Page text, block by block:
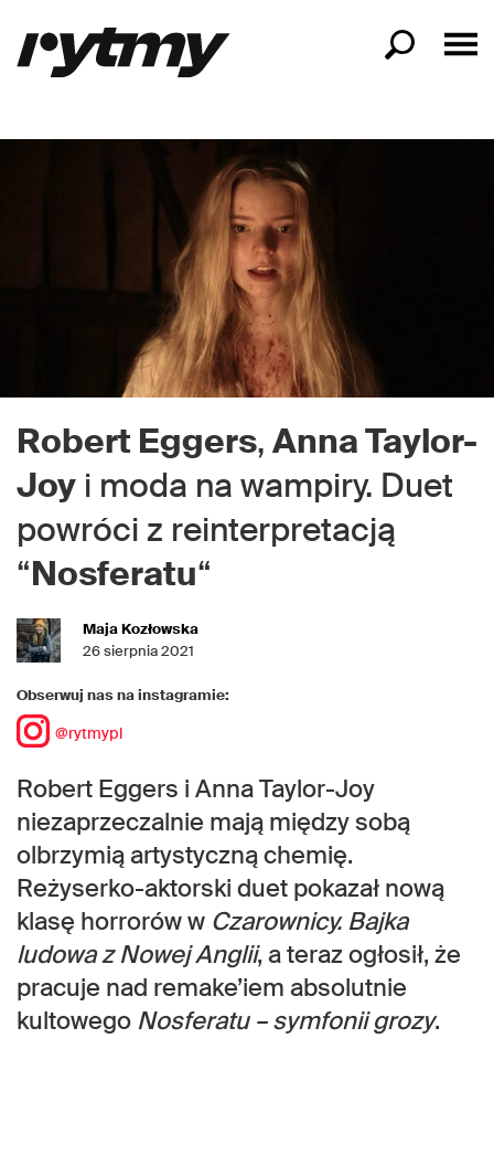
Robert Eggers, Anna Taylor-
Joy i moda na wampiry. Duet
powróci z reinterpretacją
“Nosferatu“
Maja Kozłowska
26 sierpnia 2021
Obserwuj nas na instagramie:
@rytmypl
Robert Eggers i Anna Taylor-Joy
niezaprzeczalnie mają między sobą
olbrzymią artystyczną chemię.
Reżyserko-aktorski duet pokazał nową
klasę horrorów w Czarownicy. Bajka
ludowa z Nowej Anglii, a teraz ogłosił, że
pracuje nad remake’iem absolutnie
kultowego Nosferatu – symfonii grozy.